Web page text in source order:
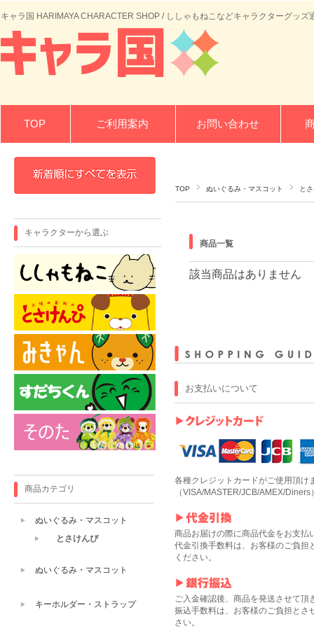
キャラ国 HARIMAYA CHARACTER SHOP / ししゃもねこなどキャラクターグッズ
TOP ご利用案内 お問い合わせ
TOP ぬいぐるみ・マスコット と
商品一覧
該当商品はありません
お支払いについて
各種クレジットカードがご使用頂け
（VISA/MASTER/JCB/AMEX/Diners
商品お届けの際に商品代金をお支払
代金引換手数料は、お客様のご負担
ください。
ご入金確認後、商品を発送させて頂
振込手数料は、お客様のご負担とさ
さい。
キャラクターから選ぶ
商品カテゴリ
ぬいぐるみ・マスコット
とさけんぴ
ぬいぐるみ・マスコット
キーホルダー・ストラップ